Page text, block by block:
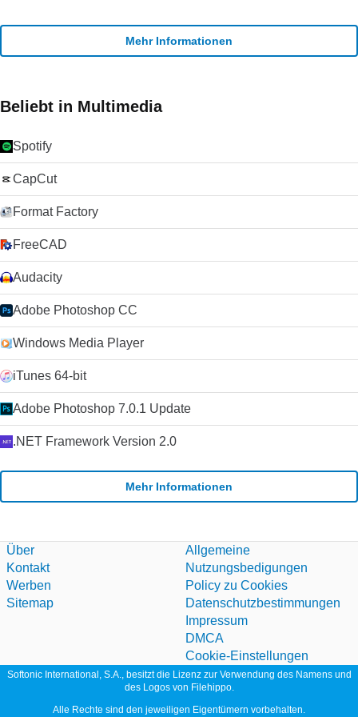
Mehr Informationen
Beliebt in Multimedia
Spotify
CapCut
Format Factory
FreeCAD
Audacity
Adobe Photoshop CC
Windows Media Player
iTunes 64-bit
Adobe Photoshop 7.0.1 Update
.NET Framework Version 2.0
Mehr Informationen
Über
Kontakt
Werben
Sitemap
Allgemeine
Nutzungsbedigungen
Policy zu Cookies
Datenschutzbestimmungen
Impressum
DMCA
Cookie-Einstellungen
Softonic International, S.A., besitzt die Lizenz zur Verwendung des Namens und
des Logos von Filehippo.
Alle Rechte sind den jeweiligen Eigentümern vorbehalten.